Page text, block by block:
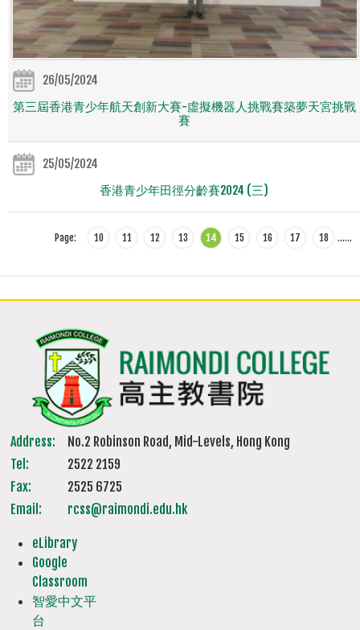
26/05/2024
第三屆香港青少年航天創新大賽-虛擬機器人挑戰賽築夢天宮挑戰
賽
25/05/2024
香港青少年田徑分齡賽2024 (三)
Page: …
10 11 12 13 14 15 16 17 18 …
Address:
No.2 Robinson Road, Mid-Levels, Hong Kong
Tel:
2522 2159
Fax:
2525 6725
Email:
rcss@raimondi.edu.hk
eLibrary
Google
Classroom
智愛中文平
台